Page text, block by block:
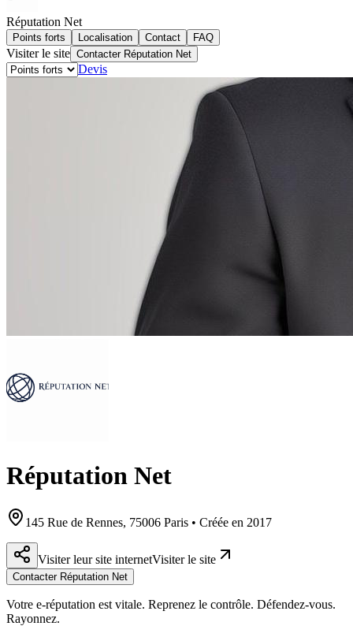
Réputation Net
Points forts Localisation Contact FAQ
Visiter le site Contacter Réputation Net
Devis
Réputation Net
145 Rue de Rennes, 75006 Paris • Créée en 2017
Visiter leur site internetVisiter le site
Contacter Réputation Net
Votre e-réputation est vitale. Reprenez le contrôle. Défendez-vous.
Rayonnez.